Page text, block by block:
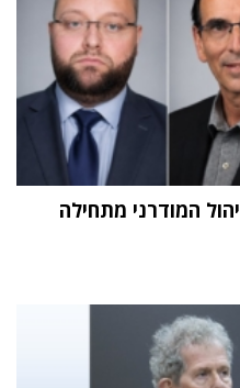
המודרני מתחילה